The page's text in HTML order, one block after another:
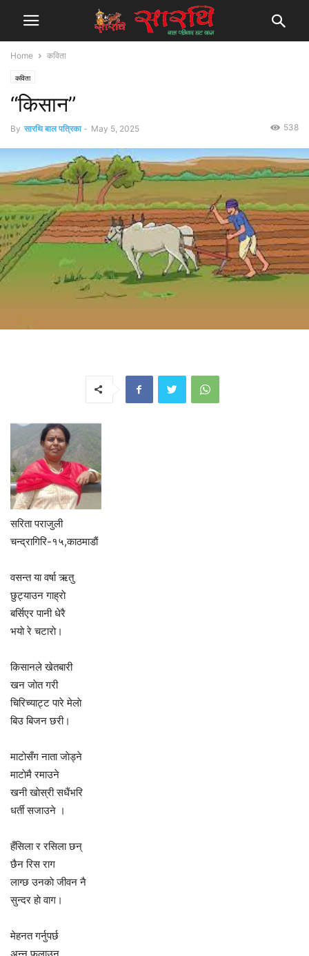
Home कविता
कविता
“किसान”
By सारथि बाल पत्रिका - May 5, 2025 538
सरिता पराजुली
चन्द्रागिरि-१५,काठमाडाैं
वसन्त या वर्षा ऋतु
छुट्याउन गाह्राे
बर्सिएर पानी धेरै
भयाे रे चटाराे।
किसानले खेतबारी
खन जाेत गरी
चिरिच्याट्ट पारे मेलाे
बिउ बिजन छरी।
माटाेसँग नाता जाेड्ने
माटाेमै रमाउने
खनी खाेस्री सधैंभरि
धर्ती सजाउने ।
हँसिला र रसिला छन्
छैन रिस राग
लाग्छ उनकाे जीवन नै
सुन्दर हाे वाग।
मेहनत गर्नुपर्छ